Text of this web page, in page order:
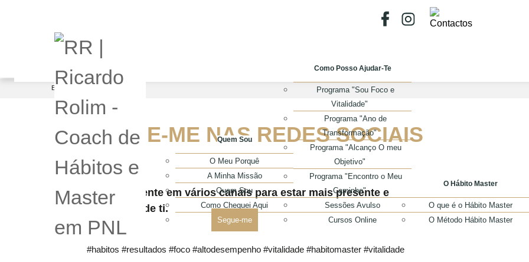
Quem Sou
O Meu Porquê
A Minha Missão
Quem Sou
Como Cheguei Aqui
Segue-me
Como Posso Ajudar-Te
Programa "Sou Foco e
Vitalidade"
Programa "Ano de
Transformação"
Programa "Alcanço O meu
Objetivo"
Programa "Encontro o Meu
Caminho"
Sessões Avulso
Cursos Online
O Hábito Master
O que é o Hábito Master
O Método Hábito Master
Está em...
SEGUE-ME NAS REDES SOCIAIS
Estou presente em vários canais para estar mais presente e
mais perto de ti.
#habitos #resultados #foco #altodesempenho #vitalidade #habitomaster #vitalidade